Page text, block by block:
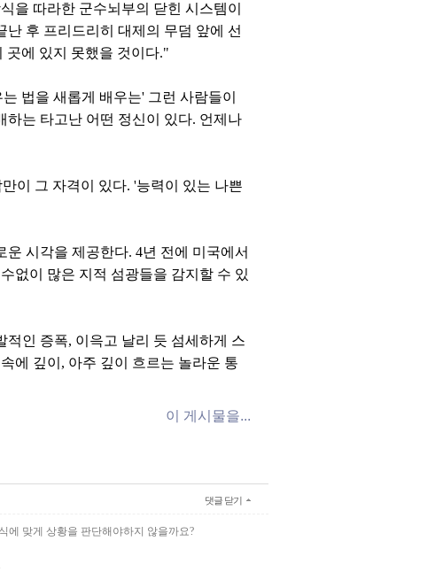
을 따라한 군수뇌부의 닫힌 시스템이
후 프리드리히 대제의 무덤 앞에 선
곳에 있지 못했을 것이다."
법을 새롭게 배우는' 그런 사람들이
하는 타고난 어떤 정신이 있다. 언제나
이 그 자격이 있다. '능력이 있는 나쁜
시각을 제공한다. 4년 전에 미국에서
없이 많은 지적 섬광들을 감지할 수 있
인 증폭, 이윽고 날리 듯 섬세하게 스
에 깊이, 아주 깊이 흐르는 놀라운 통
이 게시물을...
댓글 닫기
에 맞게 상황을 판단해야하지 않을까요?